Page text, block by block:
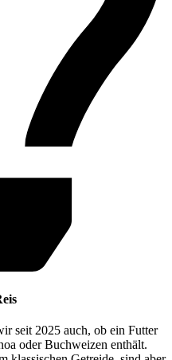
seit 2025 auch, ob ein Futter
oder Buchweizen enthält.